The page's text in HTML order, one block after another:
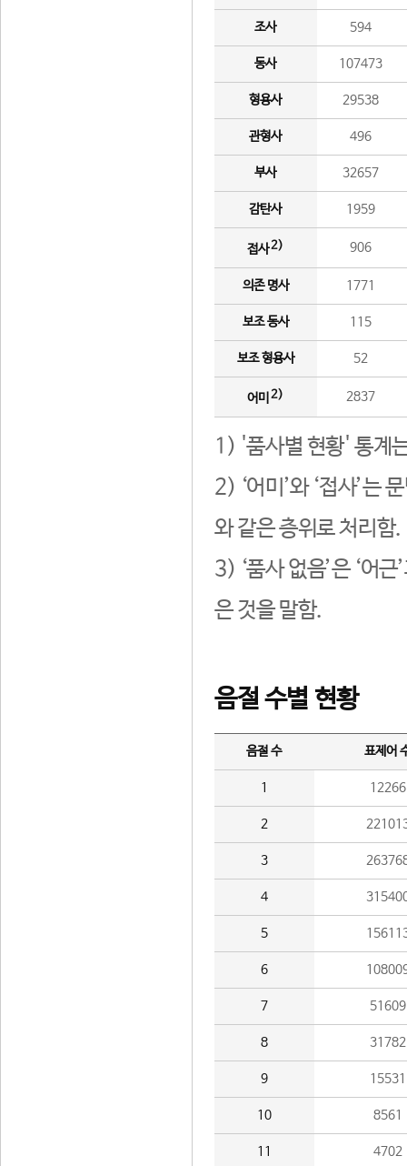
조사 594
동사 107473
형용사 29538
관형사 496
부사 32657
감탄사 1959
접사2) 906
의존 명사 1771
보조 동사 115
보조 형용사 52
어미 2) 2837
1) '품사별 현황' 통계
2) ‘어미’와 ‘접사’는
와 같은 층위로 처리함.
3) ‘품사 없음’은 ‘어
은 것을 말함.
음절 수별 현황
음절 수 표제어
1 12266
2
3
4
5
6
7 51609
8 31782
9 15531
10 8561
11 4702